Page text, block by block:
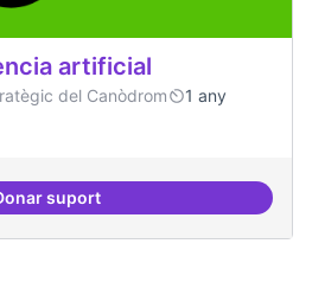
artificial
del Canòdrom
1 any
suport
Temes: Intel·ligència artificial